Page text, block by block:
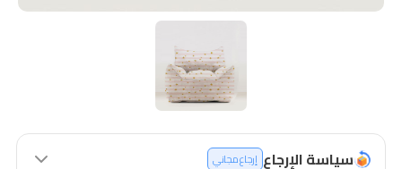
سياسة الإرجاع إرجاع مجاني